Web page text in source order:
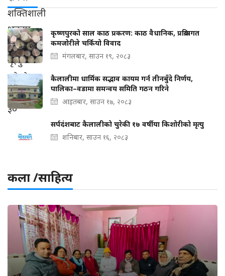
कृष्णपुरको साल काठ प्रकरण: काठ वैधानिक, प्रक्रियागत
कमजोरीले चर्कियो विवाद
मंगलबार, साउन १९, २०८३
कैलालीमा धार्मिक सद्भाव कायम गर्न तीनबुँदे निर्णय,
पालिका–वडामा समन्वय समिति गठन गरिने
आइतबार, साउन १७, २०८३
सर्पदंशबाट कैलालीको चुरेकी १७ वर्षीया किशोरीको मृत्यु
शनिबार, साउन १६, २०८३
कला /साहित्य